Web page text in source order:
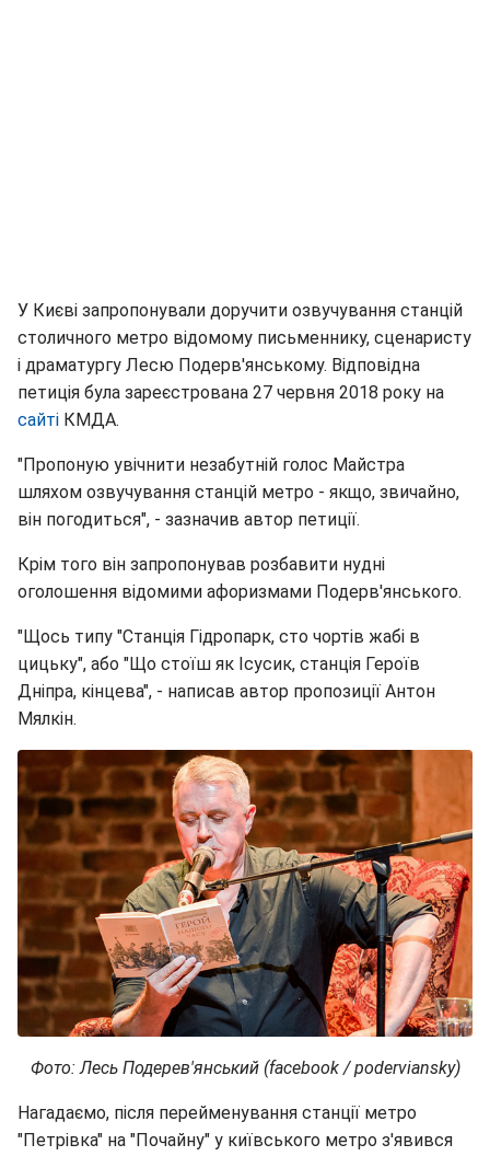
У Києві запропонували доручити озвучування станцій
столичного метро відомому письменнику, сценаристу
і драматургу Лесю Подерв'янському. Відповідна
петиція була зареєстрована 27 червня 2018 року на
сайті КМДА.
"Пропоную увічнити незабутній голос Майстра
шляхом озвучування станцій метро - якщо, звичайно,
він погодиться", - зазначив автор петиції.
Крім того він запропонував розбавити нудні
оголошення відомими афоризмами Подерв'янського.
"Щось типу "Станція Гідропарк, сто чортів жабі в
цицьку", або "Що стоїш як Ісусик, станція Героїв
Дніпра, кінцева", - написав автор пропозиції Антон
Мялкін.
Фото: Лесь Подерев'янський (facebook / poderviansky)
Нагадаємо, після перейменування станції метро
"Петрівка" на "Почайну" у київського метро з'явився